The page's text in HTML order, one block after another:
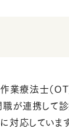
業療法士（OT
が連携して
対応してい